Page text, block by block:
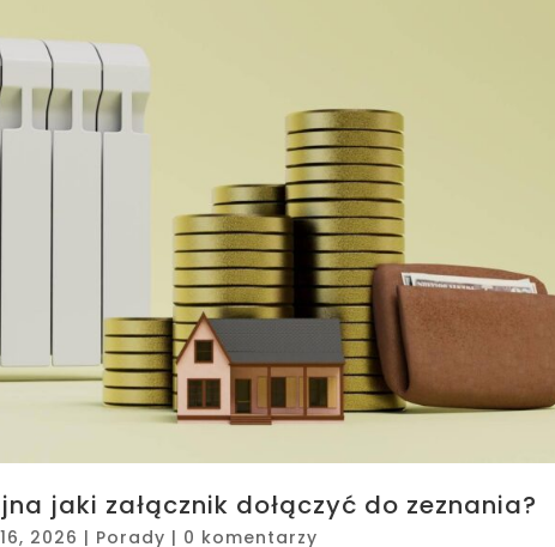
jaki załącznik dołączyć do zeznania?
2026 | Porady | 0 komentarzy